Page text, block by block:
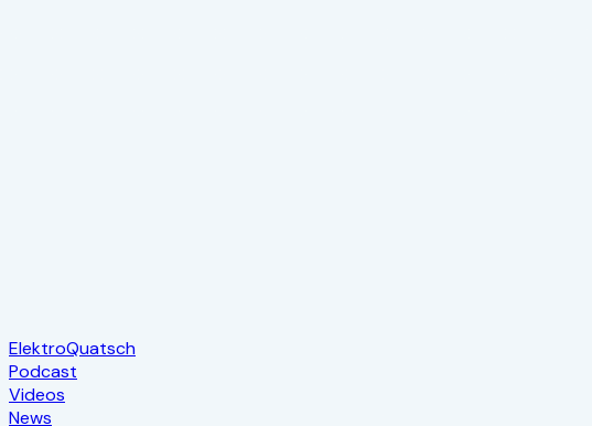
ElektroQuatsch
Podcast
Videos
News